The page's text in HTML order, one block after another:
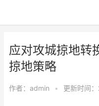
应对攻城掠地转
掠地策略
作者： admin • 更新时间